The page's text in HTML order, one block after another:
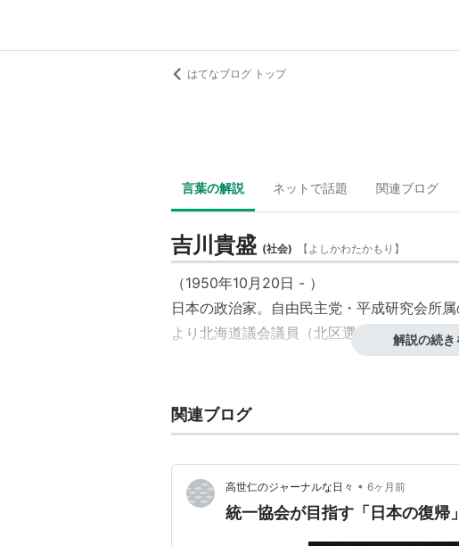
はてなブログ トップ
言葉の解説 ネットで話題 関連ブログ
吉川貴盛 (社会) 【よしかわたかもり 】
（1950年10月20日 - ）
日本の政治家。自由民主党・平成研究会所
より北海道議会議員（北区選出）。解説の続き
関連ブログ
高世仁のジャーナルな日々 • 6ヶ月前
統一協会が目指す「日本の復